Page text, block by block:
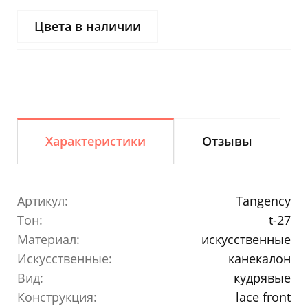
Цвета в наличии
Характеристики Отзывы
Артикул:
Tangency
Тон:
t-27
Материал:
искусственные
Искусственные:
канекалон
Вид:
кудрявые
Конструкция:
lace front